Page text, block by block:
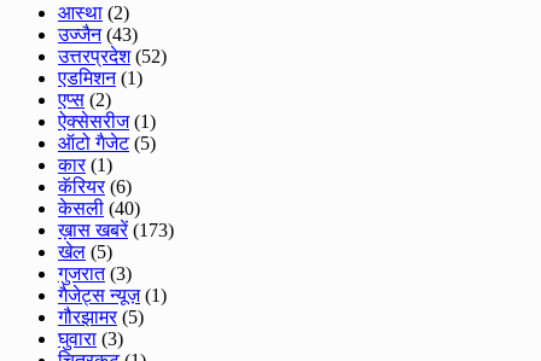
आस्था (2)
उज्जैन(43)
उत्तरप्रदेश(52)
एडमिशन(1)
एप्स (2)
ऐक्सेसरीज(1)
ऑटो गैजेट(5)
कार(1)
कॅरियर(6)
केसली (40)
ख़ास खबरें(173)
खेल (5)
गुजरात(3)
गैजेट्स न्यूज़(1)
गौरझामर(5)
घुवारा (3)